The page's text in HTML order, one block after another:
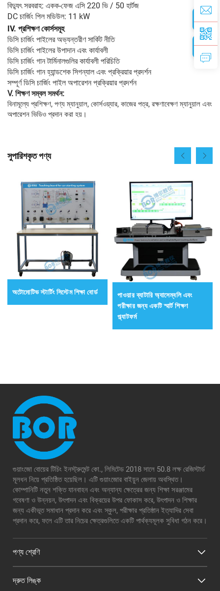
বিদ্যুৎ সরবরাহ: একক-ফেজ এসি 220 ভি / 50 হার্টজ
DC চার্জিং পিল মডিউল: 11 kW
IV. প্রশিক্ষণ কোর্সসমূহ
ডিসি চার্জিং পাইলের অভ্যন্তরীণ সার্কিট নীতি
ডিসি চার্জিং পাইলের উপাদান এবং কার্যাবলী
ডিসি চার্জিং গান টার্মিনালগুলির কার্যাবলী পরিচিতি
ডিসি চার্জিং গান হ্যান্ডশেক সিগন্যাল এবং প্রক্রিয়ার প্রদর্শন
সম্পূর্ণ ডিসি চার্জিং পাইল অপারেশন প্রক্রিয়ার প্রদর্শন
V. শিক্ষণ সম্বল সমর্থন:
বিনামূল্যে প্রশিক্ষণ, পণ্য ম্যানুয়াল, কোর্সওয়্যার, কাজের পত্র, রক্ষণাবেক্ষণ ম্যানুয়াল এবং
অপারেশন ভিডিও প্রদান করা হয়।
সুপারিশকৃত পণ্য
অটোমোটিভ স্টার্টিং সিস্টেম শিক্ষা বোর্ড
পাওয়ার ব্যাটারি অ্যাসেম্বলি এবং
পরীক্ষার জন্য একটি স্মার্ট শিক্ষণ
প্ল্যাটফর্ম
গুয়াংজো বোয়ের টিচিং ইনস্ট্রুমেন্ট কো., লিমিটেড 2018 সালে 50.8 লক্ষ রেজিস্টার্ড
মূলধন নিয়ে প্রতিষ্ঠিত হয়েছিল। এটি গুয়াংজোর বাইয়ুন জেলায় অবস্থিত।
কোম্পানিটি নতুন শক্তি যানবাহন এবং অন্যান্য ক্ষেত্রের জন্য শিক্ষা সরঞ্জামের
গবেষণা ও উন্নয়ন, উৎপাদন এবং বিক্রয়ের উপর ফোকাস করে, উৎপাদন ও শিক্ষার
জন্য একীভূত সমাধান প্রদান করে এবং স্কুল, পরীক্ষার প্রতিষ্ঠান ইত্যাদির সেবা
প্রদান করে, ফলে এটি তার নিচের ক্ষেত্রগুলিতে একটি পার্থক্যমূলক সুবিধা গঠন করে।
পণ্য শ্রেণি
দ্রুত লিঙ্ক